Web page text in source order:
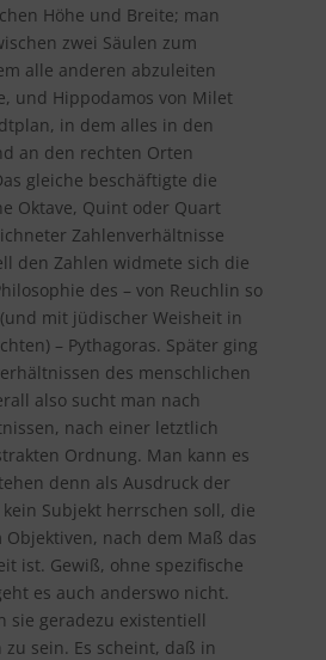
Höhe und Breite; man
zwei Säulen zum
alle anderen abzuleiten
und Hippodamos von Milet
in dem alles in den
an den rechten Orten
gleiche beschäftigte die
Oktave, Quint oder Quart
Zahlenverhältnisse
den Zahlen widmete sich die
des – von Reuchlin so
mit jüdischer Weisheit in
– Pythagoras. Später ging
des menschlichen
also sucht man nach
nach einer letztlich
Ordnung. Man kann es
denn als Ausdruck der
Subjekt herrschen soll, die
Objektiven, nach dem Maß das
ist. Gewiß, ohne spezifische
es auch anderswo nicht.
sie geradezu existentiell
sein. Es scheint, daß in